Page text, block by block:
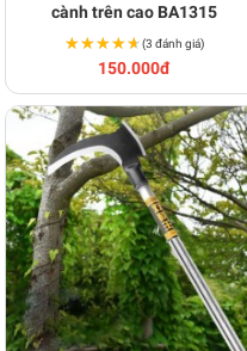
cành trên cao BA1315
★★★★★
★★★★★(3 đánh giá)
150.000đ